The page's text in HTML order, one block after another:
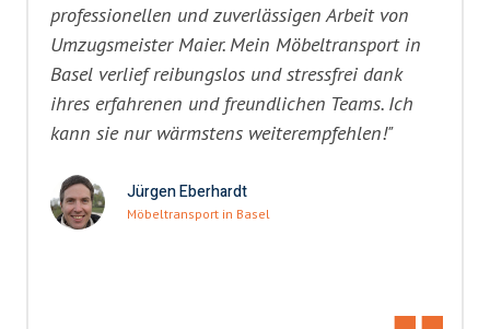
professionellen und zuverlässigen Arbeit von
Umzugsmeister Maier. Mein Möbeltransport in
Basel verlief reibungslos und stressfrei dank
ihres erfahrenen und freundlichen Teams. Ich
kann sie nur wärmstens weiterempfehlen!"
Jürgen Eberhardt
Möbeltransport in Basel